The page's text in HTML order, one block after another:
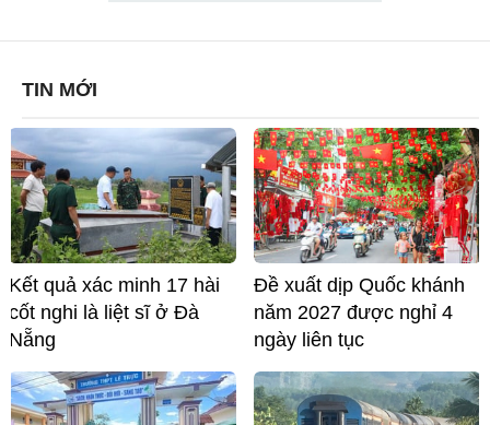
TIN MỚI
Kết quả xác minh 17 hài
cốt nghi là liệt sĩ ở Đà
Nẵng
Đề xuất dịp Quốc khánh
năm 2027 được nghỉ 4
ngày liên tục